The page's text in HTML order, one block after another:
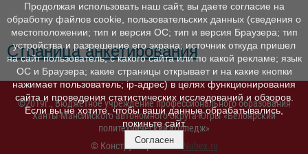
Страница анкетирования
©2019г., Бюджетное учреждение профессионального образования
Ханты-Мансийского автономного округа-Югры «Белоярский
политехнический колледж»
© Конструктор сайтов Nubex.ru
Продолжая использовать наш сайт, вы даете согласие на
обработку файлов cookie, пользовательских данных (сведения о
местоположении; тип и версия ОС; тип и версия Браузера; тип
устройства и разрешение его экрана; источник откуда пришел
на сайт пользователь; с какого сайта или по какой рекламе; язык
ОС и Браузера; какие страницы открывает и на какие кнопки
нажимает пользователь; ip-адрес) в целях функционирования
сайта и проведения статистических исследований и обзоров.
Если вы не хотите, чтобы ваши данные обрабатывались,
покиньте сайт.
Согласен